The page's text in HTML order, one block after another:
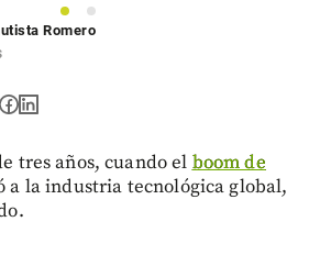
1
2
Romero
tres años, cuando el boom de
a la industria tecnológica global,